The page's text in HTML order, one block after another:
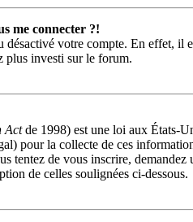
me connecter ?!
votre compte. En effet,
plus investi sur le forum.
Actde 1998) est une loi aux États-
pour la collecte de ces
tentez de vous inscrire,
de celles soulignées ci-dessous.